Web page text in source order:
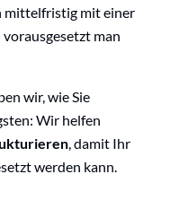
mittelfristig mit einer
man
wir, wie Sie
Wir helfen
, damit Ihr
werden kann.